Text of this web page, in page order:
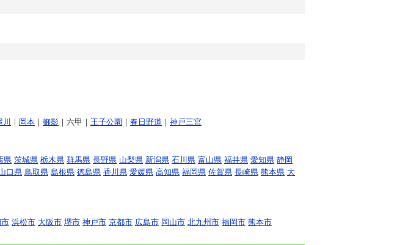
｜ 岡本 ｜ 御影 ｜六甲｜ 王子公園 ｜ 春日野道 ｜ 神戸三宮
県 茨城県 栃木県 群馬県 長野県 山梨県 新潟県 石川県 富山県 福井県 愛知県 静岡
口県 鳥取県 島根県 徳島県 香川県 愛媛県 高知県 福岡県 佐賀県 長崎県 熊本県 大
浜松市 大阪市 堺市 神戸市 京都市 広島市 岡山市 北九州市 福岡市 熊本市